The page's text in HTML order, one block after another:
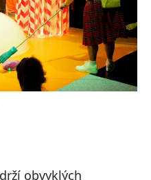
obvyklých